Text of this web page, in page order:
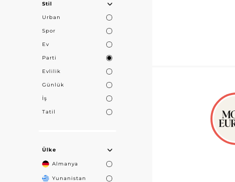
Stil
Urban
Spor
Ev
Parti
Evlilik
Günlük
İş
Tatil
Ülke
Almanya
Yunanistan